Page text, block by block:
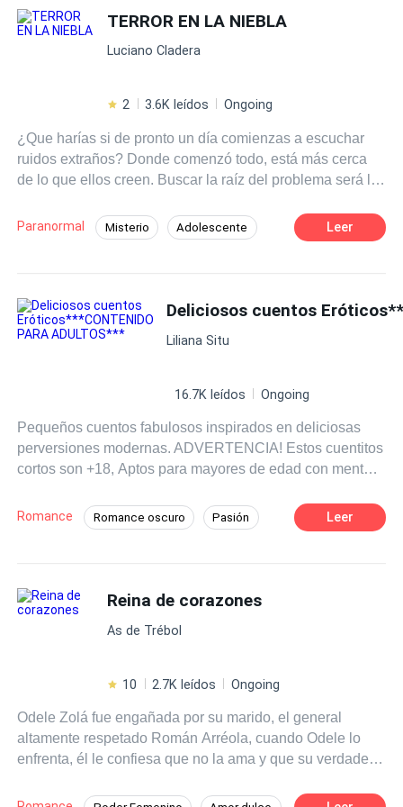
a sus alumnas, y mejores amigos que traicionan
lealtades con un solo roce. Cada historia rebosa lujuria
cruda, culos expuestos, gemidos ahogados y orgasmos
y placeres sucios que mojan el coño más rápido de lo
está deliciosamente prohibido. Y todo te hará correrte sin
piedad. ¿Te atreves a abrir estas páginas?
Diferencia de Edad Amor Prohibido
Relación en la Oficina
TERROR EN LA NIEBLA
Luciano Cladera
2 3.6K leídos Ongoing
¿Que harías si de pronto un día comienzas a escuchar
ruidos extraños? Donde comenzó todo, está más cerca
de lo que ellos creen. Buscar la raíz del problema será la
Paranormal Misterio Adolescente Leer
Liliana Situ
16.7K leídos Ongoing
Pequeños cuentos fabulosos inspirados en deliciosas
perversiones modernas. ADVERTENCIA! Estos cuentitos
cortos son +18, Aptos para mayores de edad con mente
Romance Romance oscuro Pasión
De Odio al Amor Amor Secreto
Leer
Reina de corazones
As de Trébol
10 2.7K leídos Ongoing
Odele Zolá fue engañada por su marido, el general
altamente respetado Román Arréola, cuando Odele lo
enfrenta, él le confiesa que no la ama y que su verdadero
discusión, son atacados por miembros de la organización